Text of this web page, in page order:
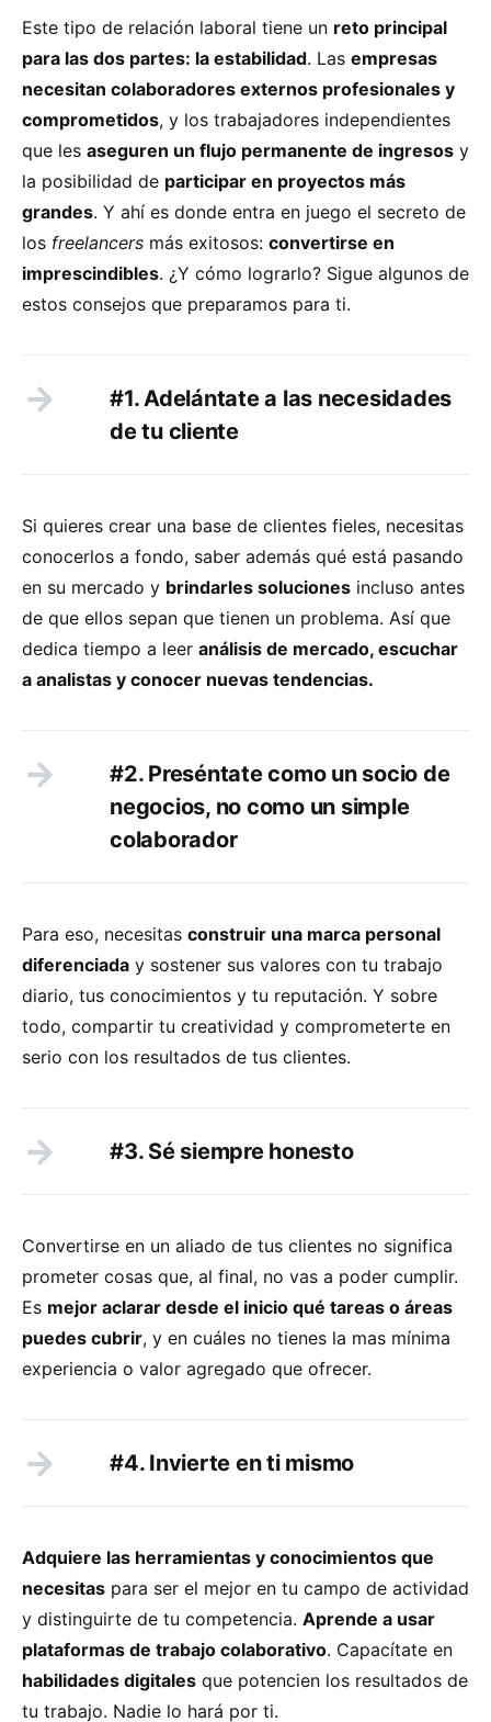
Este tipo de relación laboral tiene un reto principal
para las dos partes: la estabilidad. Las empresas
necesitan colaboradores externos profesionales y
comprometidos, y los trabajadores independientes
que les aseguren un flujo permanente de ingresos y
la posibilidad de participar en proyectos más
grandes. Y ahí es donde entra en juego el secreto de
los freelancers más exitosos: convertirse en
imprescindibles. ¿Y cómo lograrlo? Sigue algunos de
estos consejos que preparamos para ti.
#1. Adelántate a las necesidades
de tu cliente
Si quieres crear una base de clientes fieles, necesitas
conocerlos a fondo, saber además qué está pasando
en su mercado y brindarles soluciones incluso antes
de que ellos sepan que tienen un problema. Así que
dedica tiempo a leer análisis de mercado, escuchar
a analistas y conocer nuevas tendencias.
#2. Preséntate como un socio de
negocios, no como un simple
colaborador
Para eso, necesitas construir una marca personal
diferenciada y sostener sus valores con tu trabajo
diario, tus conocimientos y tu reputación. Y sobre
todo, compartir tu creatividad y comprometerte en
serio con los resultados de tus clientes.
#3. Sé siempre honesto
Convertirse en un aliado de tus clientes no significa
prometer cosas que, al final, no vas a poder cumplir.
Es mejor aclarar desde el inicio qué tareas o áreas
puedes cubrir, y en cuáles no tienes la mas mínima
experiencia o valor agregado que ofrecer.
#4. Invierte en ti mismo
Adquiere las herramientas y conocimientos que
necesitas para ser el mejor en tu campo de actividad
y distinguirte de tu competencia. Aprende a usar
plataformas de trabajo colaborativo. Capacítate en
habilidades digitales que potencien los resultados de
tu trabajo. Nadie lo hará por ti.